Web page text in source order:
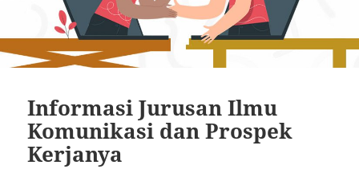
Informasi Jurusan Ilmu
Komunikasi dan Prospek
Kerjanya